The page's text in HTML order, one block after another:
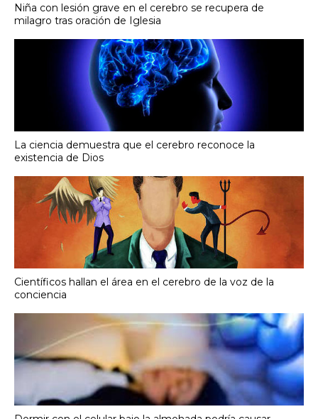
Niña con lesión grave en el cerebro se recupera de
milagro tras oración de Iglesia
La ciencia demuestra que el cerebro reconoce la
existencia de Dios
Científicos hallan el área en el cerebro de la voz de la
conciencia